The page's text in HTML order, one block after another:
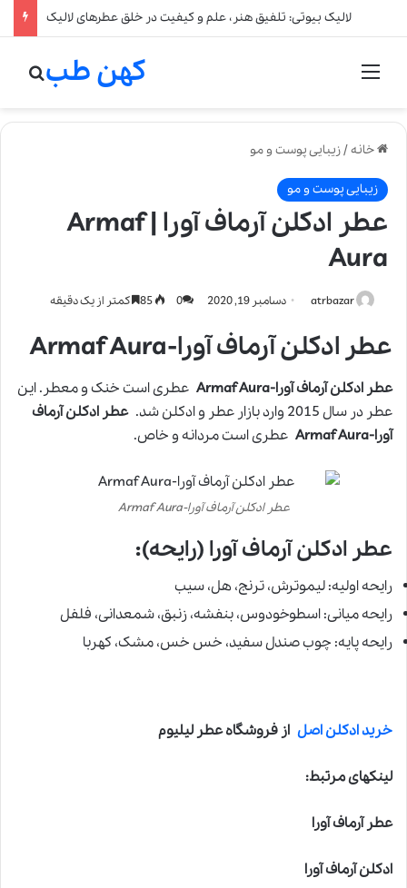
لالیک بیوتی: تلفیق هنر، علم و کیفیت در خلق عطرهای لالیک
منو کهن طب
خانه/زیبایی پوست و مو
زیبایی پوست و مو
عطر ادکلن آرماف آورا | Armaf
Aura
atrbazar دسامبر 19, 2020 0 کمتر از یک دقیقه
عطر ادکلن آرماف آورا-Armaf Aura
عطر ادکلن آرماف آورا-Armaf Aura
عطری است خنک و معطر. این
عطر در سال 2015 وارد بازار عطر و ادکلن شد.
عطر ادکلن آرماف
آورا-Armaf Aura
عطری است مردانه و خاص.
عطر ادکلن آرماف آورا-Armaf Aura
عطر ادکلن آرماف آورا (رایحه):
رایحه اولیه: لیموترش، ترنج، هل، سیب
رایحه میانی: اسطوخودوس، بنفشه، زنبق، شمعدانی، فلفل
رایحه پایه: چوب صندل سفید، خس خس، مشک، کهربا
خرید ادکلن اصل از فروشگاه عطر لیلیوم
لینکهای مرتبط:
عطر آرماف آورا
ادکلن آرماف آورا